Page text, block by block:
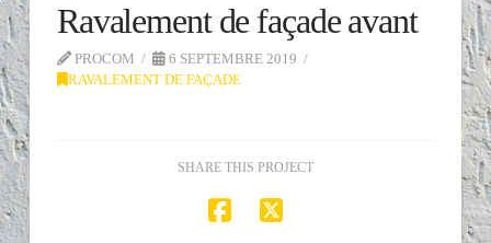
Ravalement de façade avant
PROCOM
6 SEPTEMBRE 2019
RAVALEMENT DE FAÇADE
SHARE THIS PROJECT